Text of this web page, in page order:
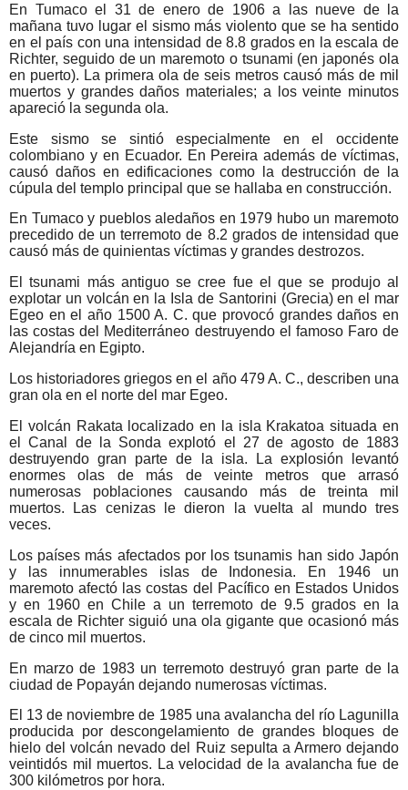
En Tumaco el 31 de enero de 1906 a las nueve de la
mañana tuvo lugar el sismo más violento que se ha sentido
en el país con una intensidad de 8.8 grados en la escala de
Richter, seguido de un maremoto o tsunami (en japonés ola
en puerto). La primera ola de seis metros causó más de mil
muertos y grandes daños materiales; a los veinte minutos
apareció la segunda ola.
Este sismo se sintió especialmente en el occidente
colombiano y en Ecuador. En Pereira además de víctimas,
causó daños en edificaciones como la destrucción de la
cúpula del templo principal que se hallaba en construcción.
En Tumaco y pueblos aledaños en 1979 hubo un maremoto
precedido de un terremoto de 8.2 grados de intensidad que
causó más de quinientas víctimas y grandes destrozos.
El tsunami más antiguo se cree fue el que se produjo al
explotar un volcán en la Isla de Santorini (Grecia) en el mar
Egeo en el año 1500 A. C. que provocó grandes daños en
las costas del Mediterráneo destruyendo el famoso Faro de
Alejandría en Egipto.
Los historiadores griegos en el año 479 A. C., describen una
gran ola en el norte del mar Egeo.
El volcán Rakata localizado en la isla Krakatoa situada en
el Canal de la Sonda explotó el 27 de agosto de 1883
destruyendo gran parte de la isla. La explosión levantó
enormes olas de más de veinte metros que arrasó
numerosas poblaciones causando más de treinta mil
muertos. Las cenizas le dieron la vuelta al mundo tres
veces.
Los países más afectados por los tsunamis han sido Japón
y las innumerables islas de Indonesia. En 1946 un
maremoto afectó las costas del Pacífico en Estados Unidos
y en 1960 en Chile a un terremoto de 9.5 grados en la
escala de Richter siguió una ola gigante que ocasionó más
de cinco mil muertos.
En marzo de 1983 un terremoto destruyó gran parte de la
ciudad de Popayán dejando numerosas víctimas.
El 13 de noviembre de 1985 una avalancha del río Lagunilla
producida por descongelamiento de grandes bloques de
hielo del volcán nevado del Ruiz sepulta a Armero dejando
veintidós mil muertos. La velocidad de la avalancha fue de
300 kilómetros por hora.